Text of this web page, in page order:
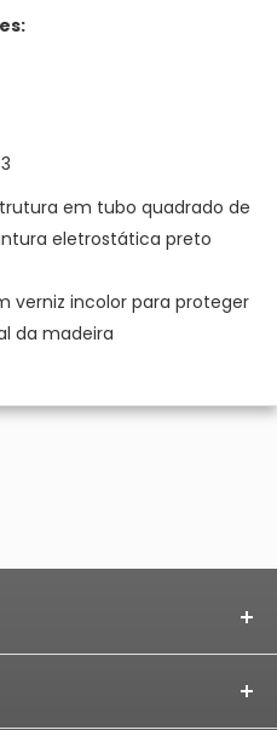
3
em tubo quadrado de
eletrostática preto
verniz incolor para proteger
da madeira
transforma aço e
força,
peças noestilo